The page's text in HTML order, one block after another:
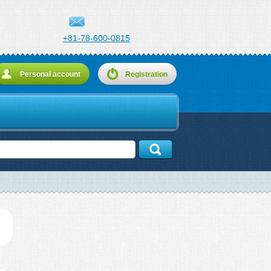
+81-78-600-0815
Personal account Registration